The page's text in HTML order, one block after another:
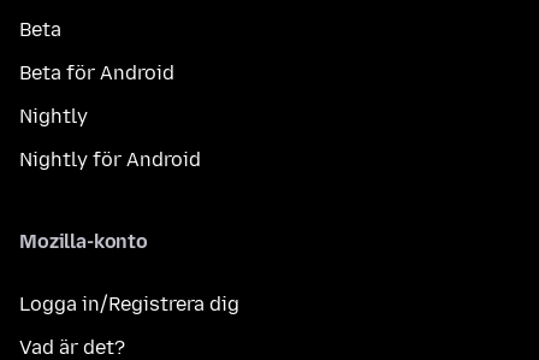
Beta
Beta för Android
Nightly
Nightly för Android
Mozilla-konto
Logga in/Registrera dig
Vad är det?